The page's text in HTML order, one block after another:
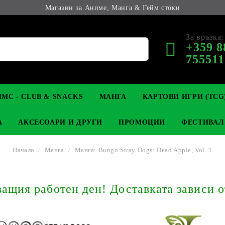
Магазин за Аниме, Манга & Гейм стоки
За връзка:
+359
КОЛЕКЦИОНЕРСКИ
YU-GI-OH! TCG
- CLUB & SNACKS МАНГА
LIGHT NOVEL
КАРТОВИ ИГРИ
MAGIC: THE GATHERING
АНИМЕ ФИГУРКИ
АКСЕСОАРИ И ДРУГИ
КЛЮЧОДЪРЖАТЕЛИ
ПРОМОЦИИ
Начало Манга Манга: Bungo Stray Dogs: Dead Apple, Vol. 1
работен ден! Доставката зависи